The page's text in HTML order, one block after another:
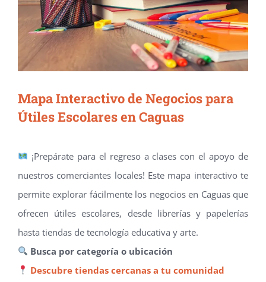
Mapa Interactivo de Negocios para
Útiles Escolares en Caguas
¡Prepárate para el regreso a clases con el apoyo de
nuestros comerciantes locales! Este mapa interactivo te
permite explorar fácilmente los negocios en Caguas que
ofrecen útiles escolares, desde librerías y papelerías
hasta tiendas de tecnología educativa y arte.
Busca por categoría o ubicación
Descubre tiendas cercanas a tu comunidad